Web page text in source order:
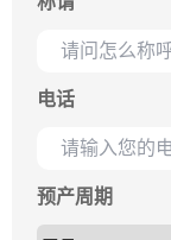
电话
预产周期